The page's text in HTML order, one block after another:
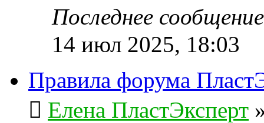
Последнее
14 июл 2025, 18:03
Правила форума
Елена ПластЭксперт